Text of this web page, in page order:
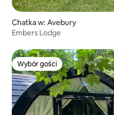
Chatka w: Avebury
Embers Lodge
Wybór gości
Wybór gości